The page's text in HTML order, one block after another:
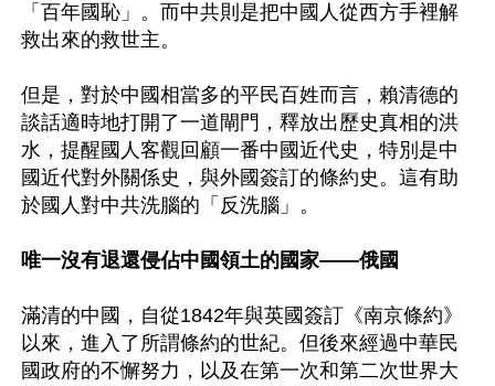
「百年國恥」。而中共則是把中國人從西方手裡解
救出來的救世主。
但是，對於中國相當多的平民百姓而言，賴清德的
談話適時地打開了一道閘門，釋放出歷史真相的洪
水，提醒國人客觀回顧一番中國近代史，特別是中
國近代對外關係史，與外國簽訂的條約史。這有助
於國人對中共洗腦的「反洗腦」。
唯一沒有退還侵佔中國領土的國家——俄國
滿清的中國，自從1842年與英國簽訂《南京條約》
以來，進入了所謂條約的世紀。但後來經過中華民
國政府的不懈努力，以及在第一次和第二次世界大